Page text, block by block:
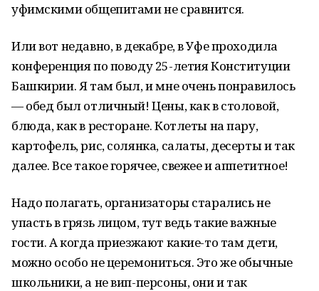
уфимскими общепитами не сравнится.
Или вот недавно, в декабре, в Уфе проходила
конференция по поводу 25-летия Конституции
Башкирии. Я там был, и мне очень понравилось
— обед был отличный! Цены, как в столовой,
блюда, как в ресторане. Котлеты на пару,
картофель, рис, солянка, салаты, десерты и так
далее. Все такое горячее, свежее и аппетитное!
Надо полагать, организаторы старались не
упасть в грязь лицом, тут ведь такие важные
гости. А когда приезжают какие-то там дети,
можно особо не церемониться. Это же обычные
школьники, а не вип-персоны, они и так